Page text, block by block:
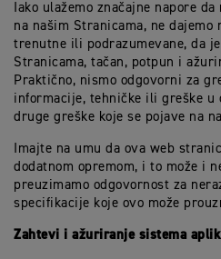
Iako ulažemo značajne napore
na našim Stranicama, ne dajemo
trenutne ili podrazumevane, da
Stranicama, tačan, potpun i
Praktično, nismo odgovorni za
informacije, tehničke ili greške u
druge greške koje se pojave na
Imajte na umu da ova web
dodatnom opremom, i to može i
preuzimamo odgovornost za
specifikacije koje ovo može
Zahtevi i ažuriranje sistema